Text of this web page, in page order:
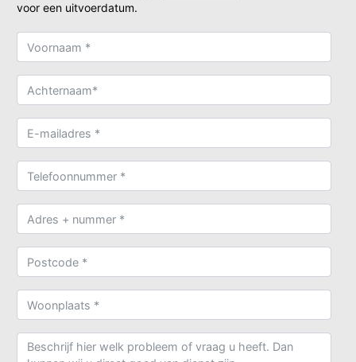
voor een uitvoerdatum.